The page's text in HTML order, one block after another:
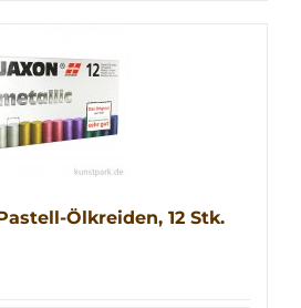
Ölkreiden, 12 Stk.